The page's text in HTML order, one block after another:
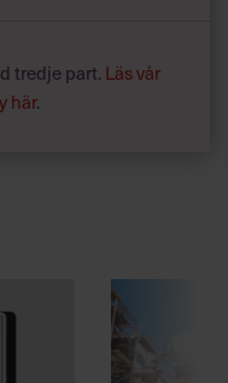
tredje part. Läs vår
här.